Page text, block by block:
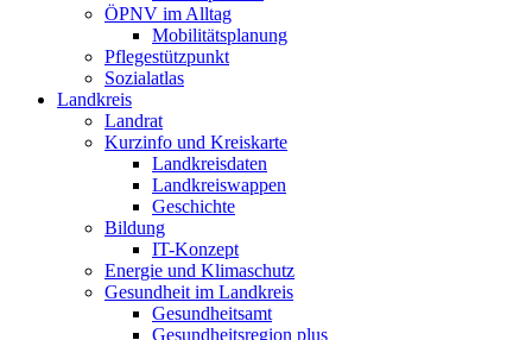
ÖPNV im Alltag
Mobilitätsplanung
Pflegestützpunkt
Sozialatlas
Landkreis
Landrat
Kurzinfo und Kreiskarte
Landkreisdaten
Landkreiswappen
Geschichte
Bildung
IT-Konzept
Energie und Klimaschutz
Gesundheit im Landkreis
Gesundheitsamt
Gesundheitsregion plus